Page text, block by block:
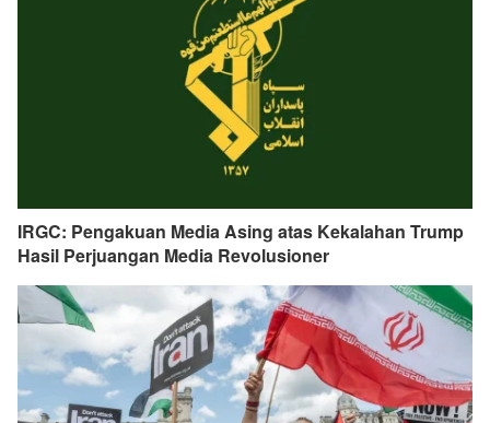
IRGC: Pengakuan Media Asing atas Kekalahan Trump
Hasil Perjuangan Media Revolusioner